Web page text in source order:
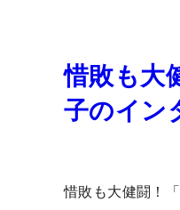
惜敗も大
子のイン
惜敗も大健闘！